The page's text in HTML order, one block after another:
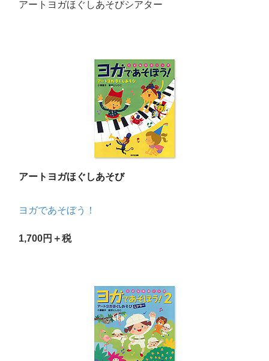
アートヨガほぐしあそびシアター
アートヨガほぐしあそび
ヨガであそぼう！
1,700円＋税